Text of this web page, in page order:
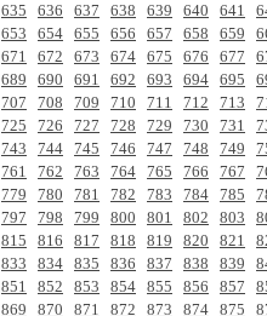
635
636 637 638 639 640 641
653
654 655 656 657 658 659
671
672 673 674 675 676 677
689
690 691 692 693 694 695
707
708 709 710 711 712 713
725
726 727 728 729 730 731
743
744 745 746 747 748 749
761
762 763 764 765 766 767
779
780 781 782 783 784 785
797
798 799 800 801 802 803
815
816 817 818 819 820 821
833
834 835 836 837 838 839
851
852 853 854 855 856 857
869
870 871 872 873 874 875